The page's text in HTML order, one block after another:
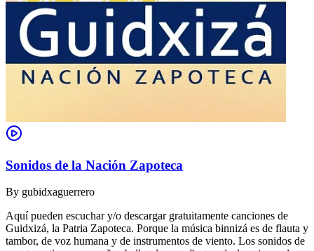
Sonidos de la Nación Zapoteca
By gubidxaguerrero
Aquí pueden escuchar y/o descargar gratuitamente canciones de
Guidxizá, la Patria Zapoteca. Porque la música binnizá es de flauta y
tambor, de voz humana y de instrumentos de viento. Los sonidos de